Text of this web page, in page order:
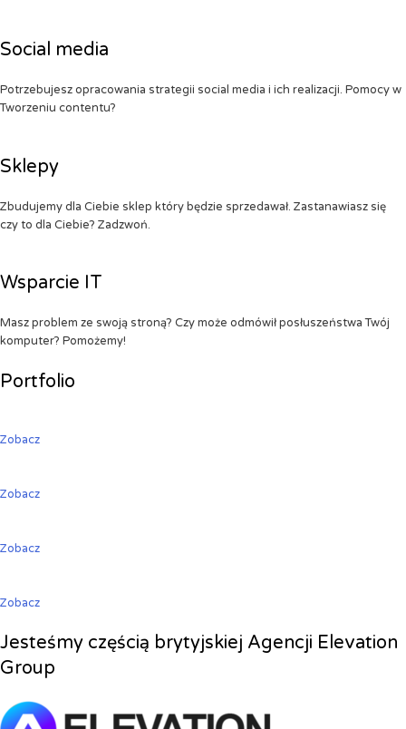
Social media
Potrzebujesz opracowania strategii social media i ich realizacji. Pomocy w
Tworzeniu contentu?
Sklepy
Zbudujemy dla Ciebie sklep który będzie sprzedawał. Zastanawiasz się
czy to dla Ciebie? Zadzwoń.
Wsparcie IT
Masz problem ze swoją stroną? Czy może odmówił posłuszeństwa Twój
komputer? Pomożemy!
Portfolio
Zobacz
Zobacz
Zobacz
Zobacz
Jesteśmy częścią brytyjskiej Agencji Elevation
Group